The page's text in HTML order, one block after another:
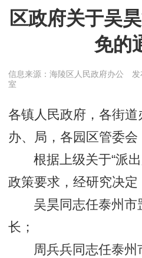
区政府关于吴
免的
信息来源：海陵区人民政府办公
室
各镇人民政府，各街道
办、局，各园区管委会
根据上级关于“派
政策要求，经研究决定
吴昊同志任泰州
长；
周兵兵同志任泰